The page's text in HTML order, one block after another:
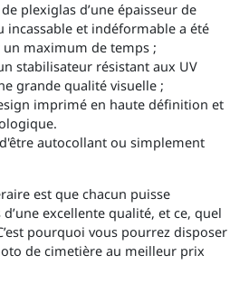
plexiglas d’une épaisseur de
incassable et indéformable a été
maximum de temps ;
stabilisateur résistant aux UV
grande qualité visuelle ;
imprimé en haute définition et
autocollant ou simplement
est que chacun puisse
excellente qualité, et ce, quel
pourquoi vous pourrez disposer
de cimetière au meilleur prix